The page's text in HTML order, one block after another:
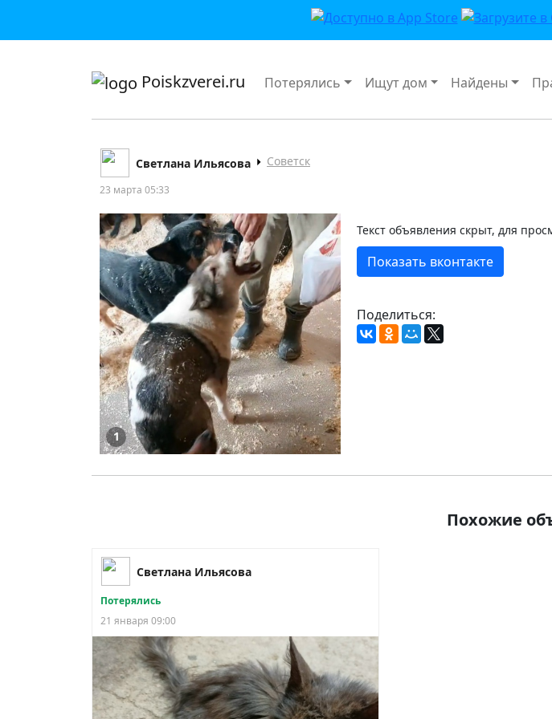
Poiskzverei.ru Потерялись Ищут дом Найдены
Светлана Ильясова Советск
23 марта 05:33
1
Текст объявления скрыт, для
Показать вконтакте
Поделиться:
Похожие
Светлана Ильясова
Потерялись
21 января 09:00